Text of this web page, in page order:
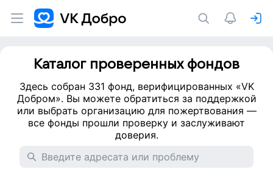
Каталог проверенных фондов
Здесь собран 331 фонд, верифицированных «VK
Добром». Вы можете обратиться за поддержкой
или выбрать организацию для пожертвования —
все фонды прошли проверку и заслуживают
доверия.